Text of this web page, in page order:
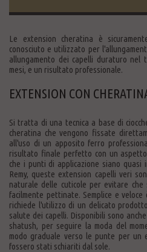
Le extension cheratina è
conosciuto e utilizzato per
allungamento dei capelli duraturo nel
mesi, e un risultato professionale.
EXTENSION CON
Si tratta di una tecnica a base di
cheratina che vengono fissate
all'uso di un apposito ferro
risultato finale perfetto con un
che i punti di applicazione siano quasi
Remy, queste extension capelli veri
naturale delle cuticole per evitare che
facilmente pettinate. Semplice e veloce
richiede l'utilizzo di un delicato
salute dei capelli. Disponibili sono
shatush, per seguire la moda del
modo graduale verso le punte per un
fossero stati schiariti dal sole.